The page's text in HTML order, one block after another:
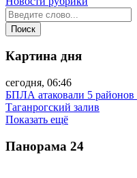
Картина дня
сегодня, 06:46
БПЛА атаковали 5 районов
Таганрогский залив
Показать ещё
Панорама 24